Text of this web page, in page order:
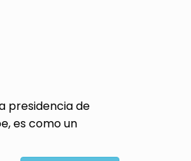
presidencia de
es como un